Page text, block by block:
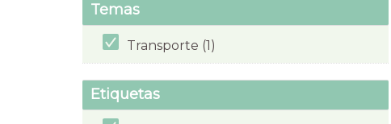
Temas
Transporte (1)
Etiquetas